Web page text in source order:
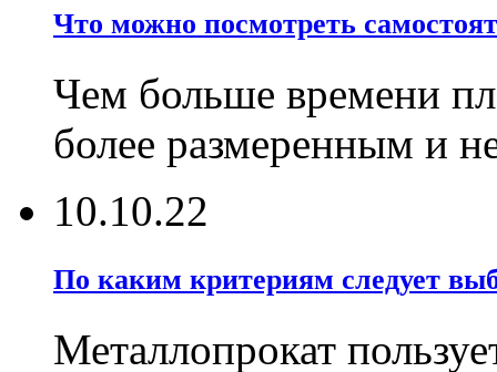
Что можно посмотреть
Чем больше времени
более размеренным и
10.10.22
По каким критериям следует
Металлопрокат